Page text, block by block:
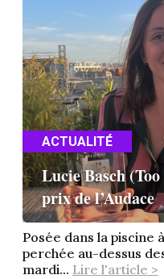
ACTUALITÉ
Lucie Basch
prix de l’Audace
Posée dans la piscine
perchée au-dessus
mardi... Lire l'article >